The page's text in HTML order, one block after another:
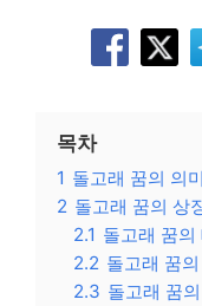
목차
1 돌고래 꿈의 의미
2 돌고래 꿈의 상
2.1 돌고래 꿈의
2.2 돌고래 꿈
2.3 돌고래 꿈